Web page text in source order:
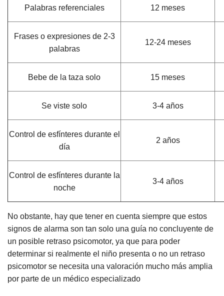
Palabras referenciales 12 meses
Frases o expresiones de 2-3
palabras
12-24 meses
Bebe de la taza solo 15 meses
Se viste solo 3-4 años
Control de esfínteres durante el
día
2 años
Control de esfínteres durante la
noche
3-4 años
No obstante, hay que tener en cuenta siempre que estos
signos de alarma son tan solo una guía no concluyente de
un posible retraso psicomotor, ya que para poder
determinar si realmente el niño presenta o no un retraso
psicomotor se necesita una valoración mucho más amplia
por parte de un médico especializado